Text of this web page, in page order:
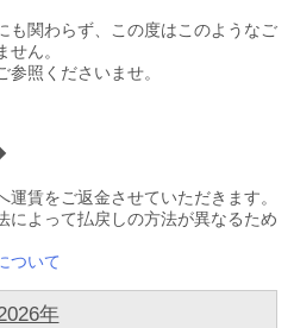
も関わらず、この度はこのようなご
ん。
照くださいませ。
賃をご返金させていただきます。
によって払戻しの方法が異なるため
ついて
年